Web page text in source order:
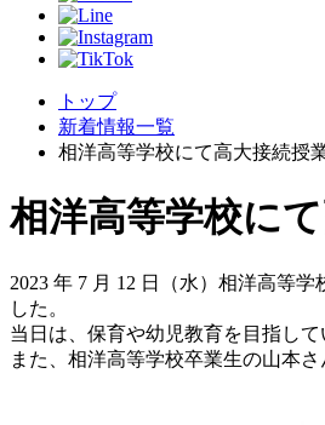
トップ
新着情報一覧
相洋高等学校にて高大接続授
相洋高等学校に
2023 年 7 月 12 日（水）相洋高等
した。
当日は、保育や幼児教育を目指し
また、相洋高等学校卒業生の山本